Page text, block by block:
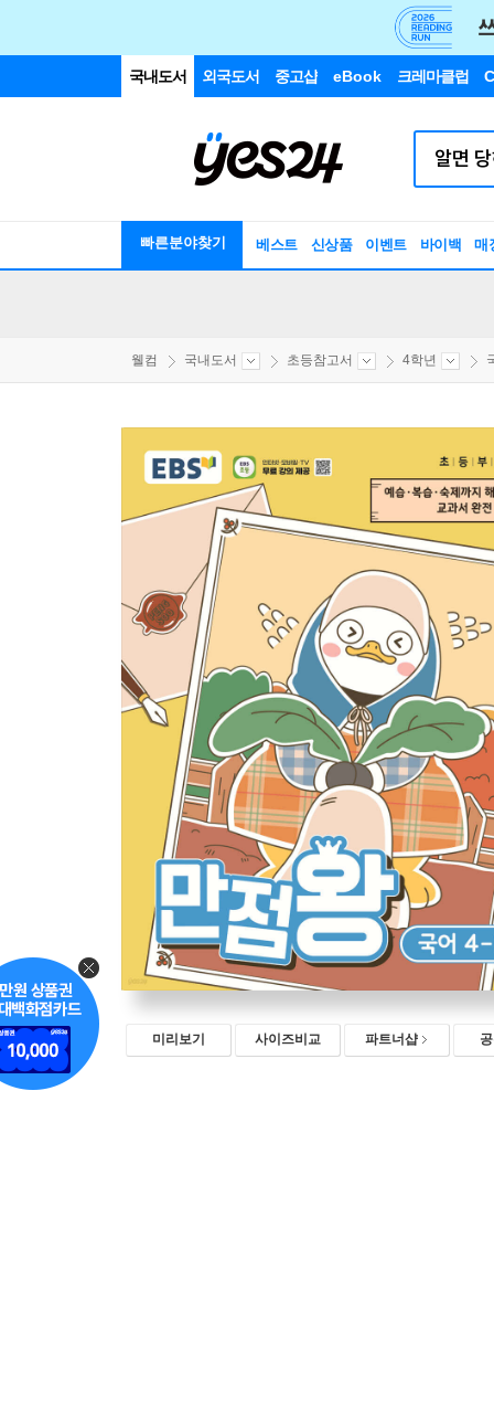
국내도서 외국도서 중고샵 eBook 크레마클럽
빠른분야찾기 베스트 신상품 이벤트 바이백 매
웰컴 국내도서 초등참고서 4학년
미리보기 사이즈비교 파트너샵